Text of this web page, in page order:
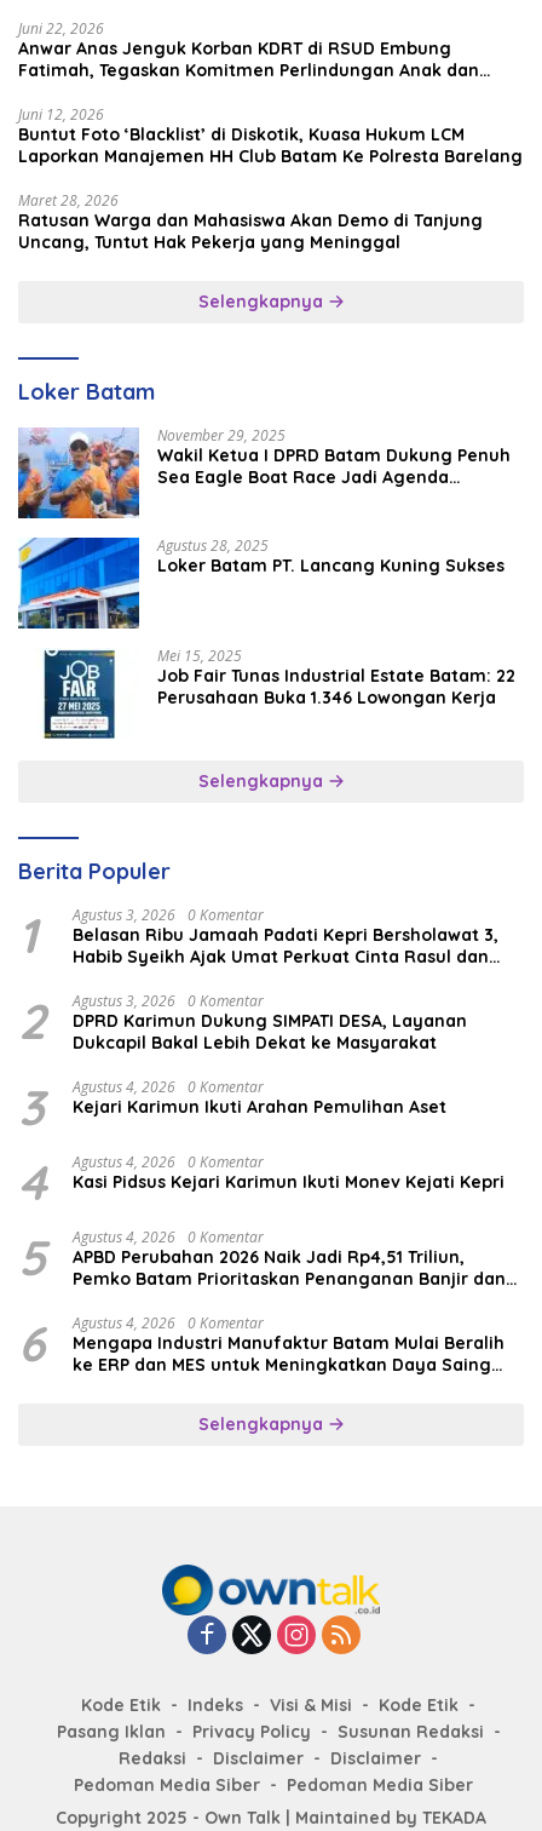
Juni 22, 2026
Anwar Anas Jenguk Korban KDRT di RSUD Embung
Fatimah, Tegaskan Komitmen Perlindungan Anak dan
Juni 12, 2026
Buntut Foto ‘Blacklist’ di Diskotik, Kuasa Hukum LCM
Laporkan Manajemen HH Club Batam Ke Polresta Barelang
Maret 28, 2026
Ratusan Warga dan Mahasiswa Akan Demo di Tanjung
Uncang, Tuntut Hak Pekerja yang Meninggal
Selengkapnya
Loker Batam
November 29, 2025
Wakil Ketua I DPRD Batam Dukung Penuh
Sea Eagle Boat Race Jadi Agenda
Agustus 28, 2025
Loker Batam PT. Lancang Kuning Sukses
Mei 15, 2025
Job Fair Tunas Industrial Estate Batam: 22
Perusahaan Buka 1.346 Lowongan Kerja
Selengkapnya
Berita Populer
1 Agustus 3, 2026 0 Komentar
Belasan Ribu Jamaah Padati Kepri Bersholawat 3,
Habib Syeikh Ajak Umat Perkuat Cinta Rasul dan
2 Agustus 3, 2026 0 Komentar
DPRD Karimun Dukung SIMPATI DESA, Layanan
Dukcapil Bakal Lebih Dekat ke Masyarakat
3 Agustus 4, 2026 0 Komentar
Kejari Karimun Ikuti Arahan Pemulihan Aset
4 Agustus 4, 2026 0 Komentar
Kasi Pidsus Kejari Karimun Ikuti Monev Kejati Kepri
5 Agustus 4, 2026 0 Komentar
APBD Perubahan 2026 Naik Jadi Rp4,51 Triliun,
Pemko Batam Prioritaskan Penanganan Banjir dan
6 Agustus 4, 2026 0 Komentar
Mengapa Industri Manufaktur Batam Mulai Beralih
ke ERP dan MES untuk Meningkatkan Daya Saing
Selengkapnya
Kode Etik Indeks Visi & Misi
Kode Etik
Pasang Iklan
Privacy Policy
Susunan Redaksi
Redaksi
Disclaimer
Disclaimer
Pedoman Media Siber
Pedoman Media Siber
Copyright 2025 - Own Talk | Maintained by TEKADA